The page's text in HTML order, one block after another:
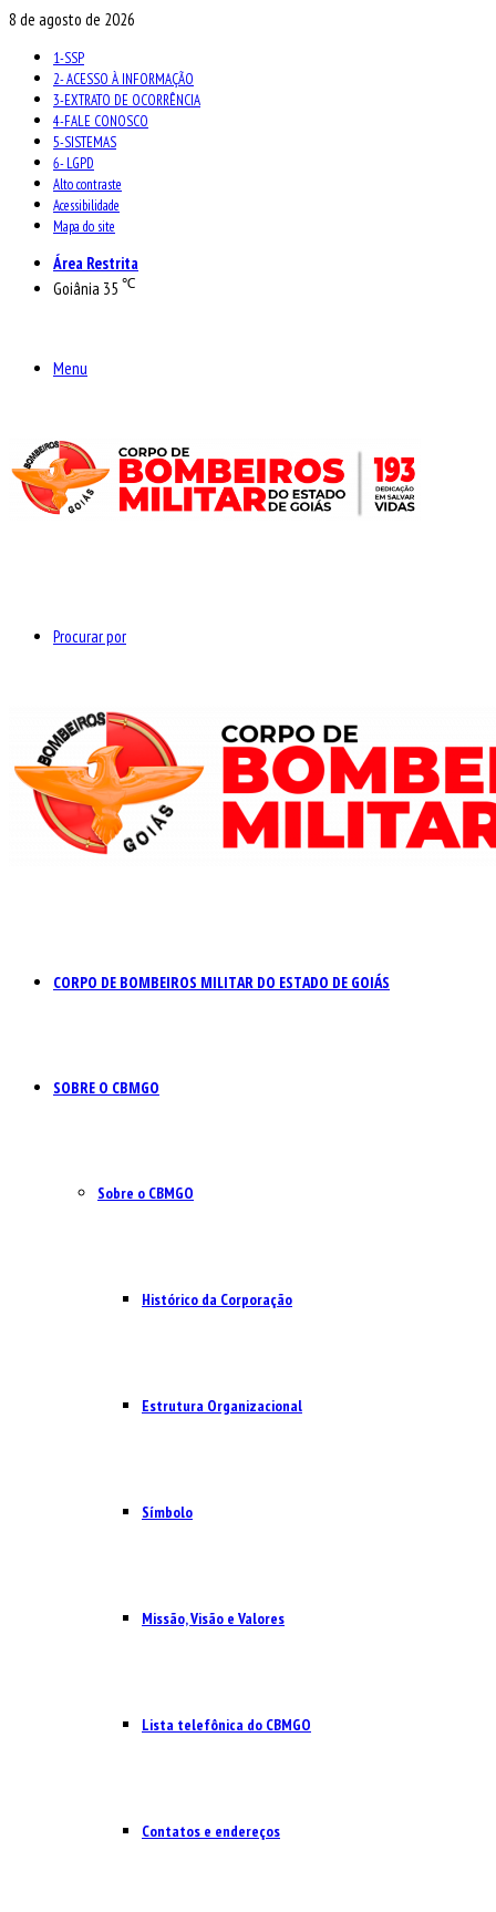
8 de agosto de 2026
1-SSP
2- ACESSO À INFORMAÇÃO
3-EXTRATO DE OCORRÊNCIA
4-FALE CONOSCO
5-SISTEMAS
6- LGPD
Alto contraste
Acessibilidade
Mapa do site
Área Restrita
Goiânia 35 ℃
Menu
Procurar por
CORPO DE BOMBEIROS MILITAR DO ESTADO DE GOIÁS
SOBRE O CBMGO
Sobre o CBMGO
Histórico da Corporação
Estrutura Organizacional
Símbolo
Missão, Visão e Valores
Lista telefônica do CBMGO
Contatos e endereços